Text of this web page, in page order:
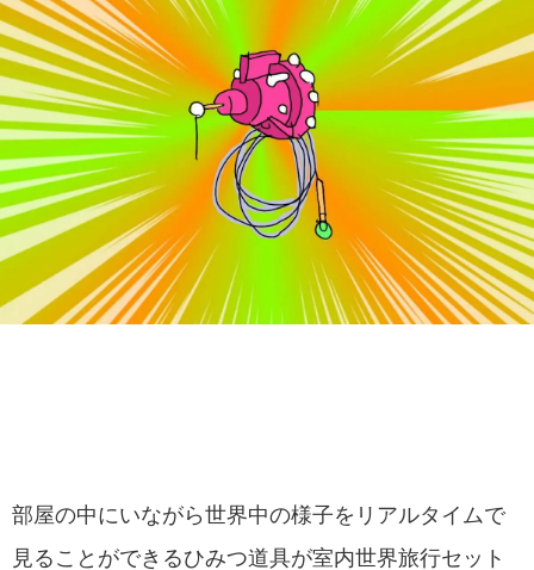
部屋の中にいながら世界中の様子をリアルタイムで
見ることができるひみつ道具が室内世界旅行セット